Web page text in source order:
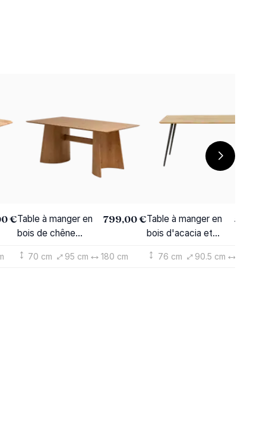
€Table à manger en
bois de chêne
799,00 €
70 cm 95 cm 180 cm
Table à manger en
bois d'acacia et
76 cm 90.5 cm